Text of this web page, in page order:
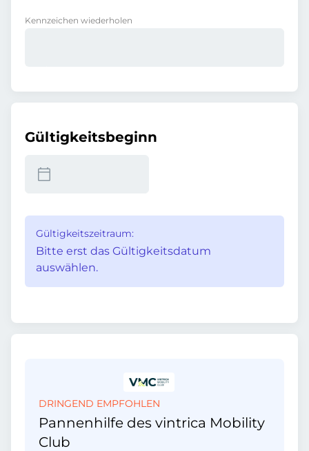
Kennzeichen wiederholen
Gültigkeitsbeginn
Gültigkeitszeitraum:
Bitte erst das Gültigkeitsdatum
auswählen.
DRINGEND EMPFOHLEN
Pannenhilfe des vintrica Mobility
Club